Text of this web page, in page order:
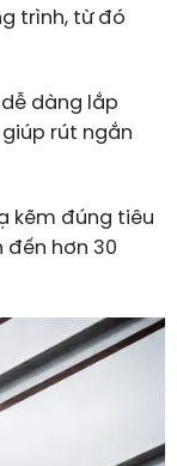
trình, từ đó
dàng lắp
rút ngắn
kẽm đúng tiêu
đến hơn 30